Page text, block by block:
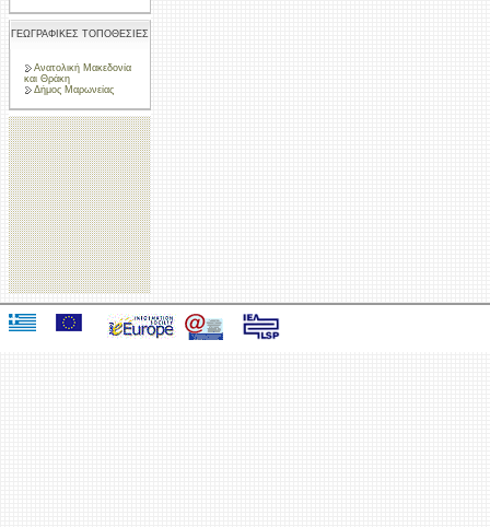
ΓΕΩΓΡΑΦΙΚΕΣ ΤΟΠΟΘΕΣΙΕΣ
Ανατολική Μακεδονία
και Θράκη
Δήμος Μαρωνείας